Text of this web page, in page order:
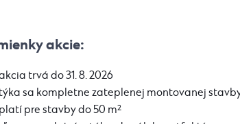
akcie:
trvá do 31. 8. 2026
týka sa kompletne zateplenej montovanej
platí pre stavby do 50 m²